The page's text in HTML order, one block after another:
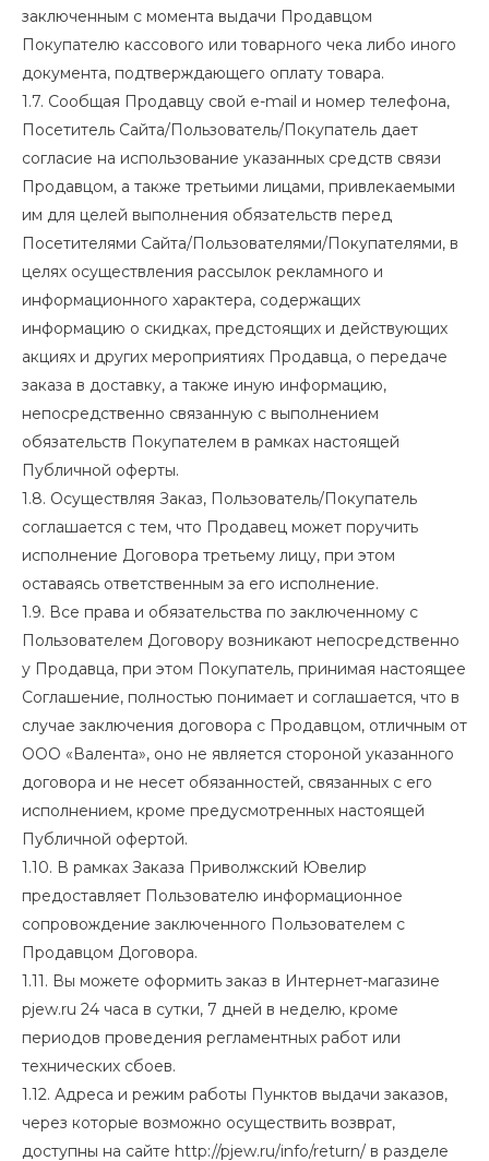
заключенным с момента выдачи Продавцом
Покупателю кассового или товарного чека либо иного
документа, подтверждающего оплату товара.
1.7. Сообщая Продавцу свой e-mail и номер телефона,
Посетитель Сайта/Пользователь/Покупатель дает
согласие на использование указанных средств связи
Продавцом, а также третьими лицами, привлекаемыми
им для целей выполнения обязательств перед
Посетителями Сайта/Пользователями/Покупателями, в
целях осуществления рассылок рекламного и
информационного характера, содержащих
информацию о скидках, предстоящих и действующих
акциях и других мероприятиях Продавца, о передаче
заказа в доставку, а также иную информацию,
непосредственно связанную с выполнением
обязательств Покупателем в рамках настоящей
Публичной оферты.
1.8. Осуществляя Заказ, Пользователь/Покупатель
соглашается с тем, что Продавец может поручить
исполнение Договора третьему лицу, при этом
оставаясь ответственным за его исполнение.
1.9. Все права и обязательства по заключенному с
Пользователем Договору возникают непосредственно
у Продавца, при этом Покупатель, принимая настоящее
Соглашение, полностью понимает и соглашается, что в
случае заключения договора с Продавцом, отличным от
ООО «Валента», оно не является стороной указанного
договора и не несет обязанностей, связанных с его
исполнением, кроме предусмотренных настоящей
Публичной офертой.
1.10. В рамках Заказа Приволжский Ювелир
предоставляет Пользователю информационное
сопровождение заключенного Пользователем с
Продавцом Договора.
1.11. Вы можете оформить заказ в Интернет-магазине
pjew.ru 24 часа в сутки, 7 дней в неделю, кроме
периодов проведения регламентных работ или
технических сбоев.
1.12. Адреса и режим работы Пунктов выдачи заказов,
через которые возможно осуществить возврат,
доступны на сайте http://pjew.ru/info/return/ в разделе